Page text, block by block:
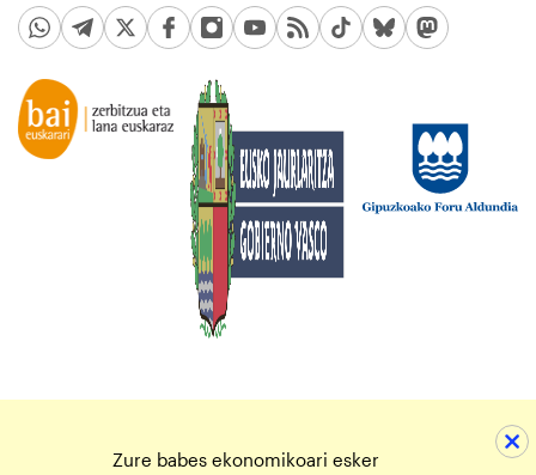
Zure babes ekonomikoari esker